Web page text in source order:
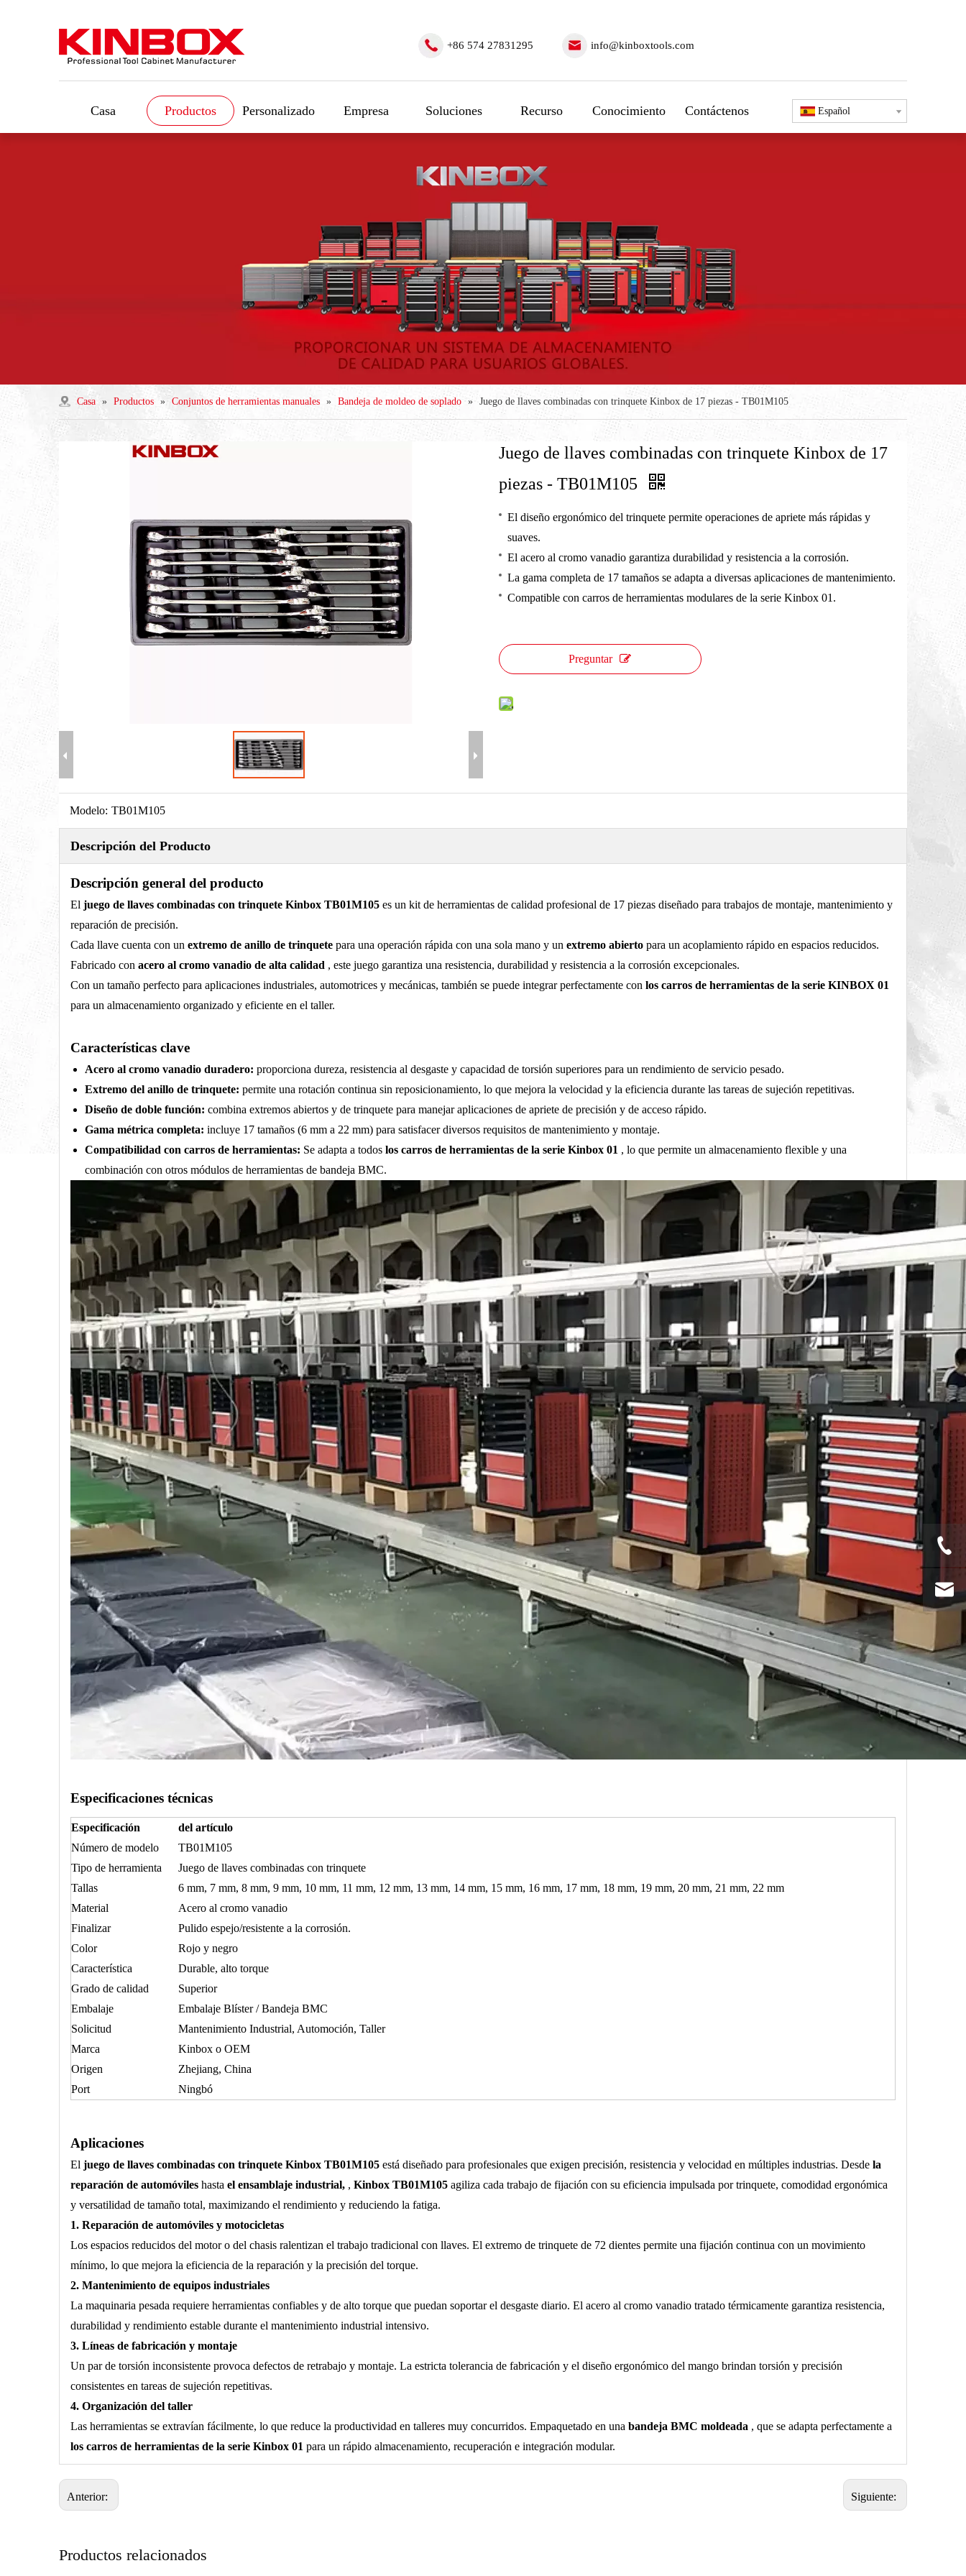
+86 574 27831295 info@kinboxtools.com
Casa Productos Personalizado Empresa Soluciones Recurso Conocimiento Contáctenos Español
Casa » Productos » Conjuntos de herramientas manuales » Bandeja de moldeo de soplado » Juego de llaves combinadas con trinquete Kinbox de 17 piezas - TB01M105
Juego de llaves combinadas con trinquete Kinbox de 17
piezas - TB01M105
El diseño ergonómico del trinquete permite operaciones de apriete más rápidas y
suaves.
El acero al cromo vanadio garantiza durabilidad y resistencia a la corrosión.
La gama completa de 17 tamaños se adapta a diversas aplicaciones de mantenimiento.
Compatible con carros de herramientas modulares de la serie Kinbox 01.
Preguntar
Modelo: TB01M105
Descripción del Producto
Descripción general del producto
El juego de llaves combinadas con trinquete Kinbox TB01M105 es un kit de herramientas de calidad profesional de 17 piezas diseñado para trabajos de montaje, mantenimiento y
reparación de precisión.
Cada llave cuenta con un extremo de anillo de trinquete para una operación rápida con una sola mano y un extremo abierto para un acoplamiento rápido en espacios reducidos.
Fabricado con acero al cromo vanadio de alta calidad , este juego garantiza una resistencia, durabilidad y resistencia a la corrosión excepcionales.
Con un tamaño perfecto para aplicaciones industriales, automotrices y mecánicas, también se puede integrar perfectamente con los carros de herramientas de la serie KINBOX 01
para un almacenamiento organizado y eficiente en el taller.
Características clave
Acero al cromo vanadio duradero: proporciona dureza, resistencia al desgaste y capacidad de torsión superiores para un rendimiento de servicio pesado.
Extremo del anillo de trinquete: permite una rotación continua sin reposicionamiento, lo que mejora la velocidad y la eficiencia durante las tareas de sujeción repetitivas.
Diseño de doble función: combina extremos abiertos y de trinquete para manejar aplicaciones de apriete de precisión y de acceso rápido.
Gama métrica completa: incluye 17 tamaños (6 mm a 22 mm) para satisfacer diversos requisitos de mantenimiento y montaje.
Compatibilidad con carros de herramientas: Se adapta a todos los carros de herramientas de la serie Kinbox 01 , lo que permite un almacenamiento flexible y una
combinación con otros módulos de herramientas de bandeja BMC.
Especificaciones técnicas
Especificación
del artículo
Número de modelo
TB01M105
Tipo de herramienta
Juego de llaves combinadas con trinquete
Tallas
6 mm, 7 mm, 8 mm, 9 mm, 10 mm, 11 mm, 12 mm, 13 mm, 14 mm, 15 mm, 16 mm, 17 mm, 18 mm, 19 mm, 20 mm, 21 mm, 22 mm
Material
Acero al cromo vanadio
Finalizar
Pulido espejo/resistente a la corrosión.
Color
Rojo y negro
Característica
Durable, alto torque
Grado de calidad
Superior
Embalaje
Embalaje Blíster / Bandeja BMC
Solicitud
Mantenimiento Industrial, Automoción, Taller
Marca
Kinbox o OEM
Origen
Zhejiang, China
Port
Ningbó
Aplicaciones
El juego de llaves combinadas con trinquete Kinbox TB01M105 está diseñado para profesionales que exigen precisión, resistencia y velocidad en múltiples industrias. Desde la
reparación de automóviles hasta el ensamblaje industrial, , Kinbox TB01M105 agiliza cada trabajo de fijación con su eficiencia impulsada por trinquete, comodidad ergonómica
y versatilidad de tamaño total, maximizando el rendimiento y reduciendo la fatiga.
1. Reparación de automóviles y motocicletas
Los espacios reducidos del motor o del chasis ralentizan el trabajo tradicional con llaves. El extremo de trinquete de 72 dientes permite una fijación continua con un movimiento
mínimo, lo que mejora la eficiencia de la reparación y la precisión del torque.
2. Mantenimiento de equipos industriales
La maquinaria pesada requiere herramientas confiables y de alto torque que puedan soportar el desgaste diario. El acero al cromo vanadio tratado térmicamente garantiza resistencia,
durabilidad y rendimiento estable durante el mantenimiento industrial intensivo.
3. Líneas de fabricación y montaje
Un par de torsión inconsistente provoca defectos de retrabajo y montaje. La estricta tolerancia de fabricación y el diseño ergonómico del mango brindan torsión y precisión
consistentes en tareas de sujeción repetitivas.
4. Organización del taller
Las herramientas se extravían fácilmente, lo que reduce la productividad en talleres muy concurridos. Empaquetado en una bandeja BMC moldeada , que se adapta perfectamente a
los carros de herramientas de la serie Kinbox 01 para un rápido almacenamiento, recuperación e integración modular.
Anterior: Siguiente:
Productos relacionados